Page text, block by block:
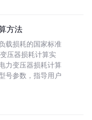
方法
载损耗的国家标准
变压器损耗计算实
力变压器损耗计算
号参数，指导用户